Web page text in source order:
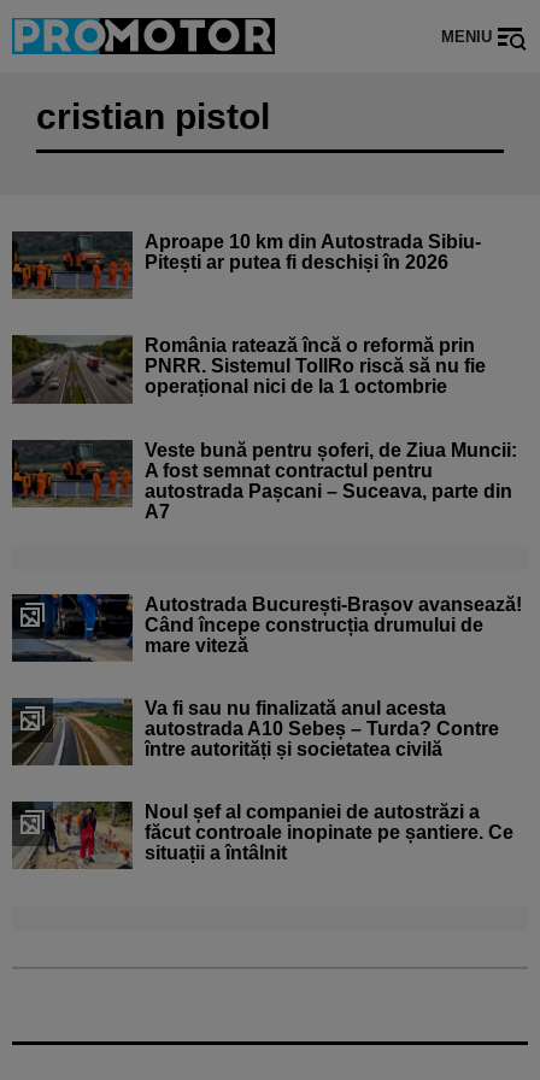
MENIU
cristian pistol
Aproape 10 km din Autostrada Sibiu-
Pitești ar putea fi deschiși în 2026
România ratează încă o reformă prin
PNRR. Sistemul TollRo riscă să nu fie
operațional nici de la 1 octombrie
Veste bună pentru șoferi, de Ziua Muncii:
A fost semnat contractul pentru
autostrada Pașcani – Suceava, parte din
A7
Autostrada București-Brașov avansează!
Când începe construcția drumului de
mare viteză
Va fi sau nu finalizată anul acesta
autostrada A10 Sebeș – Turda? Contre
între autorități și societatea civilă
Noul șef al companiei de autostrăzi a
făcut controale inopinate pe șantiere. Ce
situații a întâlnit